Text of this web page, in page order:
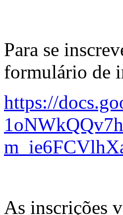
Para se
formulário de
https://
As inscrições